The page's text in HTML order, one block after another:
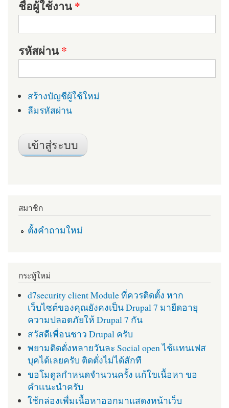
ชื่อผู้ใช้งาน*
รหัสผ่าน*
สร้างบัญชีผู้ใช้ใหม่
ลืมรหัสผ่าน
สมาชิก
ตั้งคำถามใหม่
กระทู้ใหม่
d7security client Module ที่ควรติดตั้ง หาก
เว็บไซต์ของคุณยังคงเป็น Drupal 7 มายืดอายุ
ความปลอดภัยให้ Drupal 7 กัน
สวัสดีเพื่อนชาว Drupal ครับ
พยามติดตั่งหลายวันละ Social open ไช้เเทนเฟส
บุคได้เลยครับ ติดตั่งไม่ได้สักที
ขอโมดูลกำหนดจำนวนครั้ง เเก้ใขเนื้อหา ขอ
คำเเนะนำครับ
ใช้กล่องเพื่มเนื้อหาออกมาแสดงหน้าเว็บ